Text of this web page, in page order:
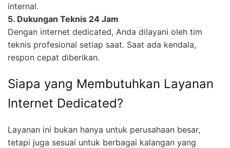
internal.
5. Dukungan Teknis 24 Jam
Dengan internet dedicated, Anda dilayani oleh tim
teknis profesional setiap saat. Saat ada kendala,
respon cepat diberikan.
Siapa yang Membutuhkan Layanan
Internet Dedicated?
Layanan ini bukan hanya untuk perusahaan besar,
tetapi juga sesuai untuk berbagai kalangan yang